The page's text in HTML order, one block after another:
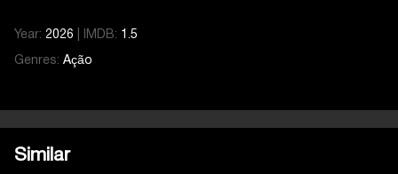
Year: 2026 IMDB: 1.5
Genres: Ação
Similar